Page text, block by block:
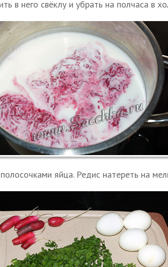
в него свёклу и убрать на полчаса в
яйца. Редис натереть на